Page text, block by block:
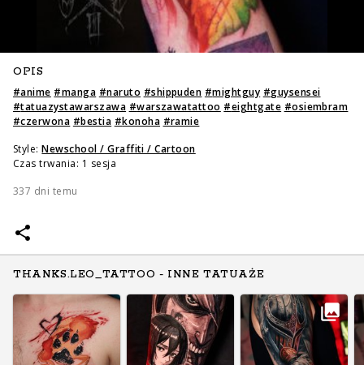
OPIS
#anime #manga #naruto #shippuden #mightguy #guysensei
#tatuazystawarszawa #warszawatattoo #eightgate #osiembram
#czerwona #bestia #konoha #ramie
Style: Newschool / Graffiti / Cartoon
Czas trwania: 1 sesja
337 dni temu
THANKS.LEO_TATTOO - INNE TATUAŻE